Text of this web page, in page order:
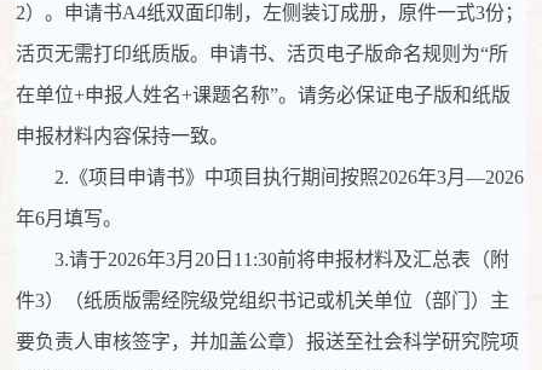
2）。申请书A4纸双面印制，左侧装订成册，原件一式3份；
活页无需打印纸质版。申请书、活页电子版命名规则为“所
在单位+申报人姓名+课题名称”。请务必保证电子版和纸版
申报材料内容保持一致。
2. 《项目申请书》中项目执行期间按照2026年3月—2026
年6月填写。
3.请于2026年3月20 日 11:30前将申报材料及汇总表（附
件3）（纸质版需经院级党组织书记或机关单位（部门）主
要负责人审核签字，并加盖公章）报送至社会科学研究院项